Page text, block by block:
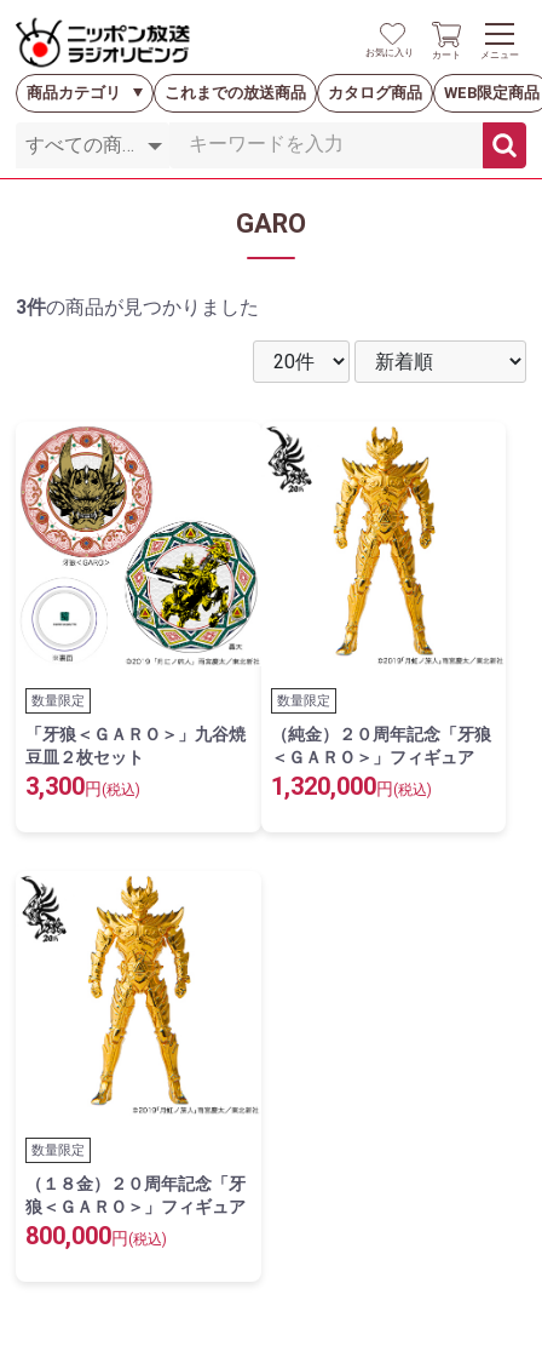
お気に入り カート メニュー
商品カテゴリ これまでの放送商品 カタログ商品 WEB限定商品
GARO
3件の商品が見つかりました
数量限定
「牙狼＜ＧＡＲＯ＞」九谷焼
豆皿２枚セット
3,300円 (税込)
数量限定
（純金）２０周年記念「牙狼
＜ＧＡＲＯ＞」フィギュア
1,320,000円 (税込)
数量限定
（１８金）２０周年記念「牙
狼＜ＧＡＲＯ＞」フィギュア
800,000円 (税込)